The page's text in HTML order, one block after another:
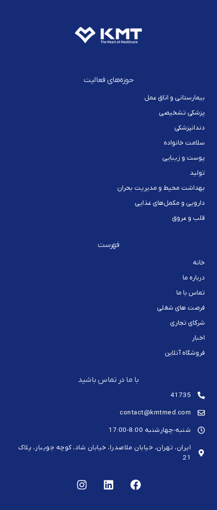
حوزه‌های فعالیت
بیمارستانی و اتاق عمل
پزشکی تشخیصی
دندانپزشکی
سلامت خانواده
پوست و زیبایی
تولید
بهداشت محیط و مدیریت بحران
دارویی و مکمل‌های غذایی
قلب و عروق
فهرست
خانه
درباره ما
تماس با ما
فرصت های شغلی
شرکای تجاری
اخبار
فروشگاه آنلاین
با ما در تماس باشید
41735
contact@kmtmed.com
شنبه-چهارشنبه 8:00-17:00
ایران، تهران، خیابان ملاصدرا، خیابان شاد، کوچه جویبار، پلاک
21